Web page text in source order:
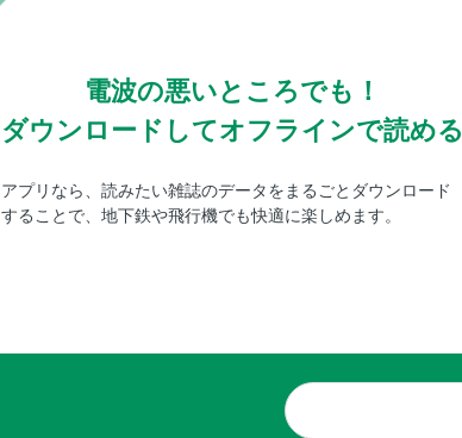
電波の悪いところでも！
ダウンロードしてオフラインで読める
アプリなら、読みたい雑誌のデータをまるごとダウンロード
することで、地下鉄や飛行機でも快適に楽しめます。